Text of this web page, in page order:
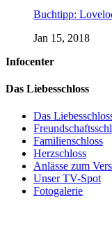
Buchtipp:
Jan 15, 2018
Infocenter
Das Liebesschloss
Das
Familienschloss
Herzschloss
Anlässe zum
Unser TV-Spot
Fotogalerie